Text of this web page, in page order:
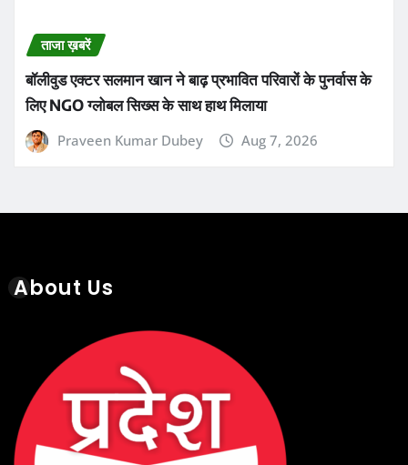
ताजा ख़बरें
बॉलीवुड एक्टर सलमान खान ने बाढ़ प्रभावित परिवारों के पुनर्वास के
लिए NGO ग्लोबल सिख्स के साथ हाथ मिलाया
Praveen Kumar Dubey Aug 7, 2026
About Us